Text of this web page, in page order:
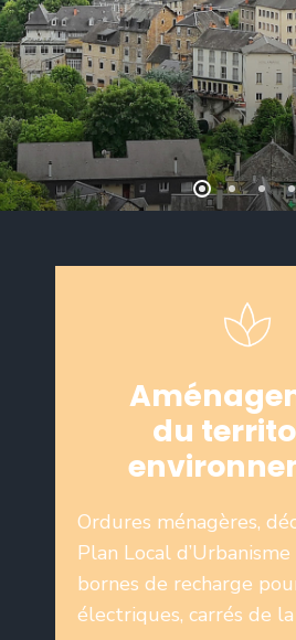
du
Ordures ménagères,
Plan Local d’Urbanisme
bornes de recharge
électriques, carrés de